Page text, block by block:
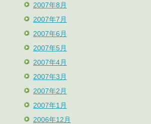
2007年8月
2007年7月
2007年6月
2007年5月
2007年4月
2007年3月
2007年2月
2007年1月
2006年12月